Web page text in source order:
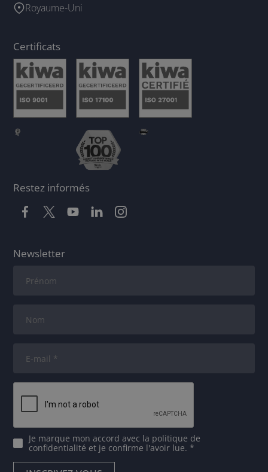
Royaume-Uni
Certificats
Restez informés
Newsletter
Je marque mon accord avec la politique de
confidentialité et je confirme l'avoir lue. *